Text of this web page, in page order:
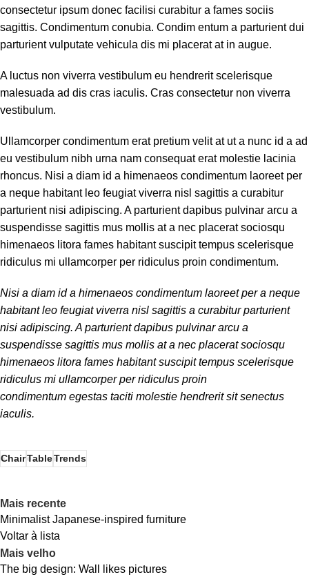
consectetur ipsum donec facilisi curabitur a fames sociis
sagittis. Condimentum conubia. Condim entum a parturient dui
parturient vulputate vehicula dis mi placerat at in augue.
A luctus non viverra vestibulum eu hendrerit scelerisque
malesuada ad dis cras iaculis. Cras consectetur non viverra
vestibulum.
Ullamcorper condimentum erat pretium velit at ut a nunc id a ad
eu vestibulum nibh urna nam consequat erat molestie lacinia
rhoncus. Nisi a diam id a himenaeos condimentum laoreet per
a neque habitant leo feugiat viverra nisl sagittis a curabitur
parturient nisi adipiscing. A parturient dapibus pulvinar arcu a
suspendisse sagittis mus mollis at a nec placerat sociosqu
himenaeos litora fames habitant suscipit tempus scelerisque
ridiculus mi ullamcorper per ridiculus proin condimentum.
Nisi a diam id a himenaeos condimentum laoreet per a neque
habitant leo feugiat viverra nisl sagittis a curabitur parturient
nisi adipiscing. A parturient dapibus pulvinar arcu a
suspendisse sagittis mus mollis at a nec placerat sociosqu
himenaeos litora fames habitant suscipit tempus scelerisque
ridiculus mi ullamcorper per ridiculus proin
condimentum egestas taciti molestie hendrerit sit senectus
iaculis.
ChairTableTrends
Mais recente
Minimalist Japanese-inspired furniture
Voltar à lista
Mais velho
The big design: Wall likes pictures